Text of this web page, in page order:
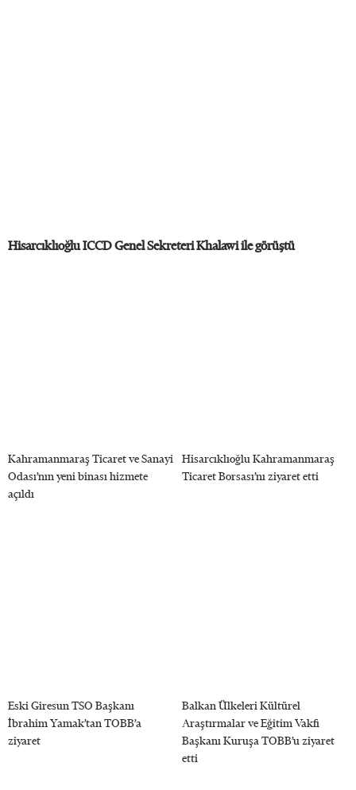
Hisarcıklıoğlu ICCD Genel Sekreteri Khalawi ile görüştü
Kahramanmaraş Ticaret ve Sanayi
Odası’nın yeni binası hizmete
açıldı
Hisarcıklıoğlu Kahramanmaraş
Ticaret Borsası’nı ziyaret etti
Eski Giresun TSO Başkanı
İbrahim Yamak’tan TOBB’a
ziyaret
Balkan Ülkeleri Kültürel
Araştırmalar ve Eğitim Vakfı
Başkanı Kuruşa TOBB’u ziyaret
etti